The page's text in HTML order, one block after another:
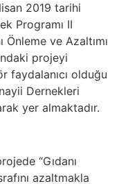
2019 tarihi
Programı II
Önleme ve Azaltımı
projeyi
faydalanıcı olduğu
Dernekleri
yer almaktadır.
“Gıdanı
azaltmakla